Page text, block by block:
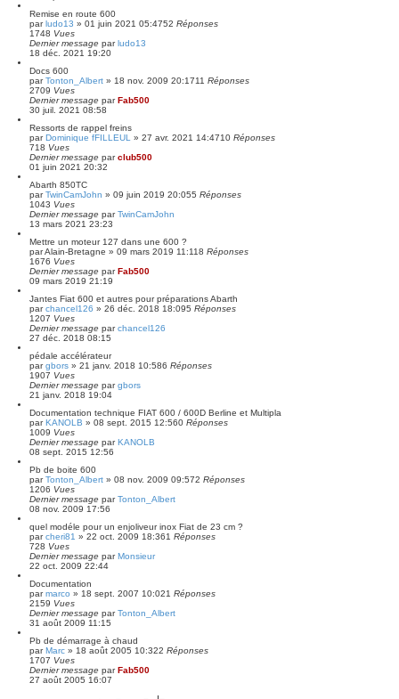
Remise en route 600
parludo13 » 01 juin 2021 05:4752 Réponses
1748 Vues
Dernier message parludo13
18 déc. 2021 19:20
Docs 600
parTonton_Albert » 18 nov. 2009 20:1711 Réponses
2709 Vues
Dernier message parFab500
30 juil. 2021 08:58
Ressorts de rappel freins
parDominique fFILLEUL » 27 avr. 2021 14:4710 Réponses
718 Vues
Dernier message parclub500
01 juin 2021 20:32
Abarth 850TC
parTwinCamJohn » 09 juin 2019 20:055 Réponses
1043 Vues
Dernier message parTwinCamJohn
13 mars 2021 23:23
Mettre un moteur 127 dans une 600 ?
parAlain-Bretagne » 09 mars 2019 11:118 Réponses
1676 Vues
Dernier message parFab500
09 mars 2019 21:19
Jantes Fiat 600 et autres pour préparations Abarth
parchancel126 » 26 déc. 2018 18:095 Réponses
1207 Vues
Dernier message parchancel126
27 déc. 2018 08:15
pédale accélérateur
pargbors » 21 janv. 2018 10:586 Réponses
1907 Vues
Dernier message pargbors
21 janv. 2018 19:04
Documentation technique FIAT 600 / 600D Berline et Multipla
parKANOLB » 08 sept. 2015 12:560 Réponses
1009 Vues
Dernier message parKANOLB
08 sept. 2015 12:56
Pb de boite 600
parTonton_Albert » 08 nov. 2009 09:572 Réponses
1206 Vues
Dernier message parTonton_Albert
08 nov. 2009 17:56
quel modéle pour un enjoliveur inox Fiat de 23 cm ?
parcheri81 » 22 oct. 2009 18:361 Réponses
728 Vues
Dernier message parMonsieur
22 oct. 2009 22:44
Documentation
parmarco » 18 sept. 2007 10:021 Réponses
2159 Vues
Dernier message parTonton_Albert
31 août 2009 11:15
Pb de démarrage à chaud
parMarc » 18 août 2005 10:322 Réponses
1707 Vues
Dernier message parFab500
27 août 2005 16:07